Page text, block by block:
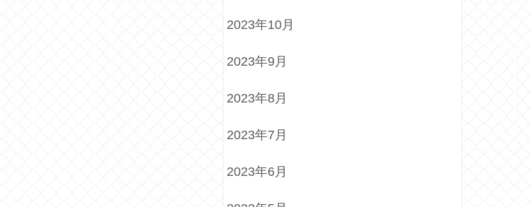
2023年10月
2023年9月
2023年8月
2023年7月
2023年6月